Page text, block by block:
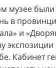
музее
в
и
Кабинет